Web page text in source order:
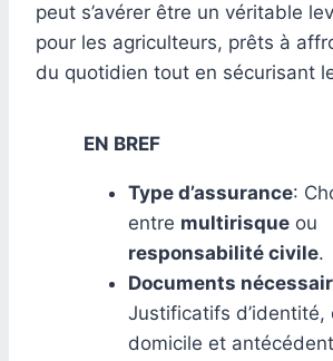
peut s’avérer être un véritable
pour les agriculteurs, prêts à
du quotidien tout en sécurisant
EN BREF
Type d’assurance:
entre multirisque ou
responsabilité civile.
Documents
Justificatifs d’identité,
domicile et